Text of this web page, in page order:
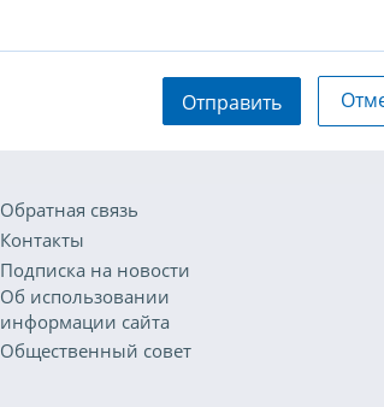
Отправить
Обратная связь
Контакты
Подписка на новости
Об использовании
информации сайта
Общественный совет